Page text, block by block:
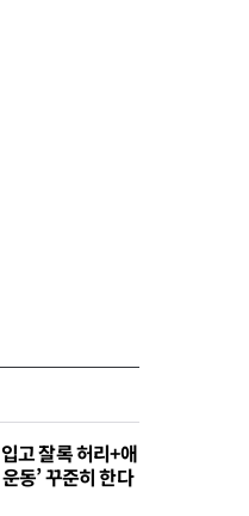
고 잘록 허리+애
동’ 꾸준히 한다